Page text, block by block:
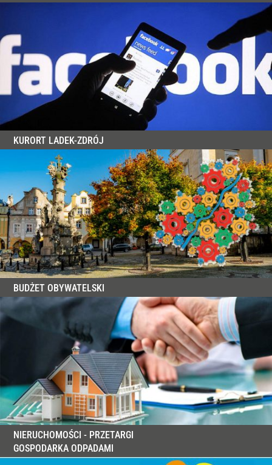
KURORT LADEK-ZDRÓJ
BUDŻET OBYWATELSKI
NIERUCHOMOŚCI - PRZETARGI
GOSPODARKA ODPADAMI